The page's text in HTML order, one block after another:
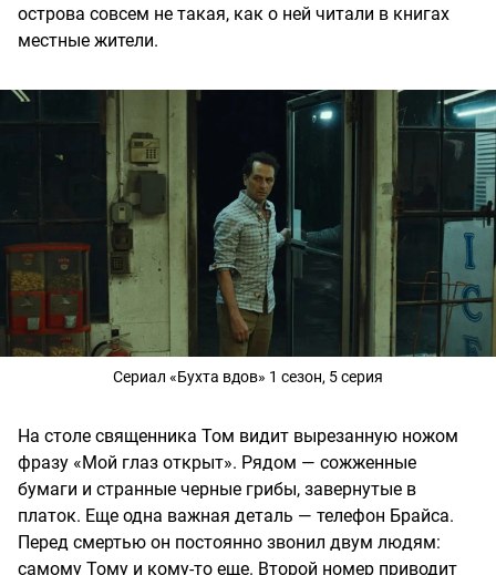
острова совсем не такая, как о ней читали в книгах
местные жители.
Сериал «Бухта вдов» 1 сезон, 5 серия
На столе священника Том видит вырезанную ножом
фразу «Мой глаз открыт». Рядом — сожженные
бумаги и странные черные грибы, завернутые в
платок. Еще одна важная деталь — телефон Брайса.
Перед смертью он постоянно звонил двум людям:
самому Тому и кому-то еще. Второй номер приводит